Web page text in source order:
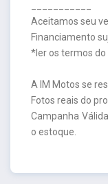
Aceitamos seu
Financiamento
*ler os termos do
A IM Motos se
Fotos reais do
Campanha
o estoque.